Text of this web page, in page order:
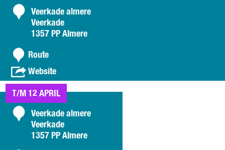
C
t
a
c
Veerkade almere
Veerkade
1357 PP Almere
Routen
a
r
T
i
j
d
Websitev
a
n
T
i
j
d
T/M 12 APRIL
C
Veerkade almere
Veerkade
1357 PP Almere